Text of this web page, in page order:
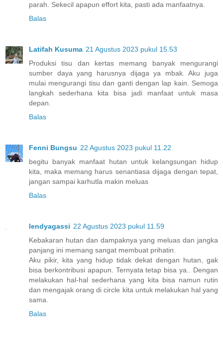
parah. Sekecil apapun effort kita, pasti ada manfaatnya.
Balas
Latifah Kusuma 21 Agustus 2023 pukul 15.53
Produksi tisu dan kertas memang banyak mengurangi
sumber daya yang harusnya dijaga ya mbak. Aku juga
mulai mengurangi tisu dan ganti dengan lap kain. Semoga
langkah sederhana kita bisa jadi manfaat untuk masa
depan.
Balas
Fenni Bungsu 22 Agustus 2023 pukul 11.22
begitu banyak manfaat hutan untuk kelangsungan hidup
kita, maka memang harus senantiasa dijaga dengan tepat,
jangan sampai karhutla makin meluas
Balas
lendyagassi 22 Agustus 2023 pukul 11.59
Kebakaran hutan dan dampaknya yang meluas dan jangka
panjang ini memang sangat membuat prihatin.
Aku pikir, kita yang hidup tidak dekat dengan hutan, gak
bisa berkontribusi apapun. Ternyata tetap bisa ya.. Dengan
melakukan hal-hal sederhana yang kita bisa namun rutin
dan mengajak orang di circle kita untuk melakukan hal yang
sama.
Balas